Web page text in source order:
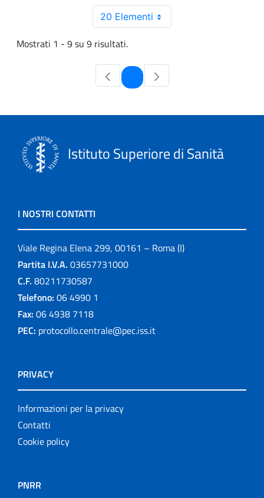
20 Elementi
Mostrati 1 - 9 su 9 risultati.
Pagina
Istituto Superiore di Sanità
I NOSTRI CONTATTI
Viale Regina Elena 299, 00161 – Roma (I)
Partita I.V.A. 03657731000
C.F. 80211730587
Telefono: 06 4990 1
Fax: 06 4938 7118
PEC: protocollo.centrale@pec.iss.it
PRIVACY
Informazioni per la privacy
Contatti
Cookie policy
PNRR